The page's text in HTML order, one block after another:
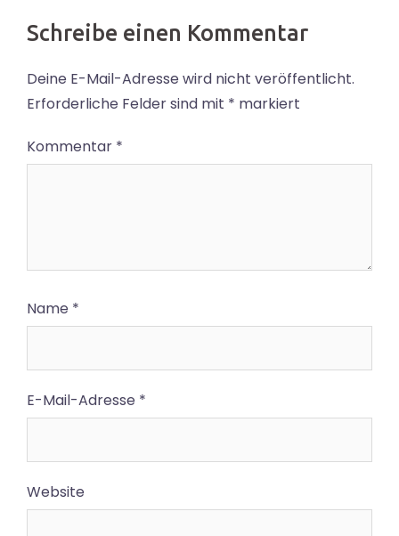
Schreibe einen Kommentar
Deine E-Mail-Adresse wird nicht veröffentlicht.
Erforderliche Felder sind mit * markiert
Kommentar *
Name *
E-Mail-Adresse *
Website